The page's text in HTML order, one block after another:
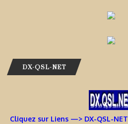
DX-QSL-NET
Cliquez sur Liens —> DX-QSL-NET